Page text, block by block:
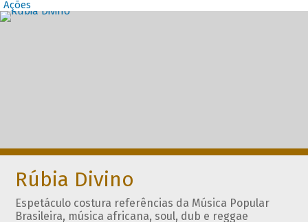
Ações
Destaques
Rúbia Divino
Espetáculo costura referências da Música Popular
Brasileira, música africana, soul, dub e reggae